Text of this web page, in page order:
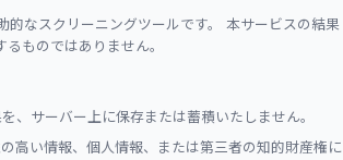
なスクリーニングツールです。 本サービスの結果
ものではありません。
、サーバー上に保存または蓄積いたしません。
高い情報、個人情報、または第三者の知的財産権に